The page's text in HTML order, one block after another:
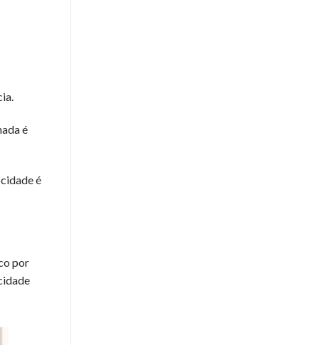
é
é
por